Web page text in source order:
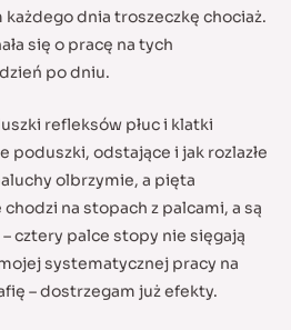
każdego dnia troszeczkę chociaż.
się o pracę na tych
po dniu.
refleksów płuc i klatki
poduszki, odstające i jak rozlazłe
olbrzymie, a pięta
na stopach z palcami, a są
cztery palce stopy nie sięgają
systematycznej pracy na
– dostrzegam już efekty.